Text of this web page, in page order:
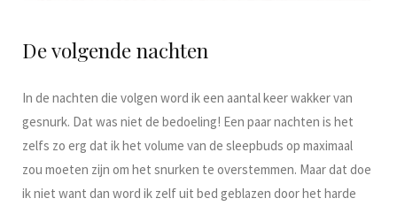
De volgende nachten
In de nachten die volgen word ik een aantal keer wakker van
gesnurk. Dat was niet de bedoeling! Een paar nachten is het
zelfs zo erg dat ik het volume van de sleepbuds op maximaal
zou moeten zijn om het snurken te overstemmen. Maar dat doe
ik niet want dan word ik zelf uit bed geblazen door het harde